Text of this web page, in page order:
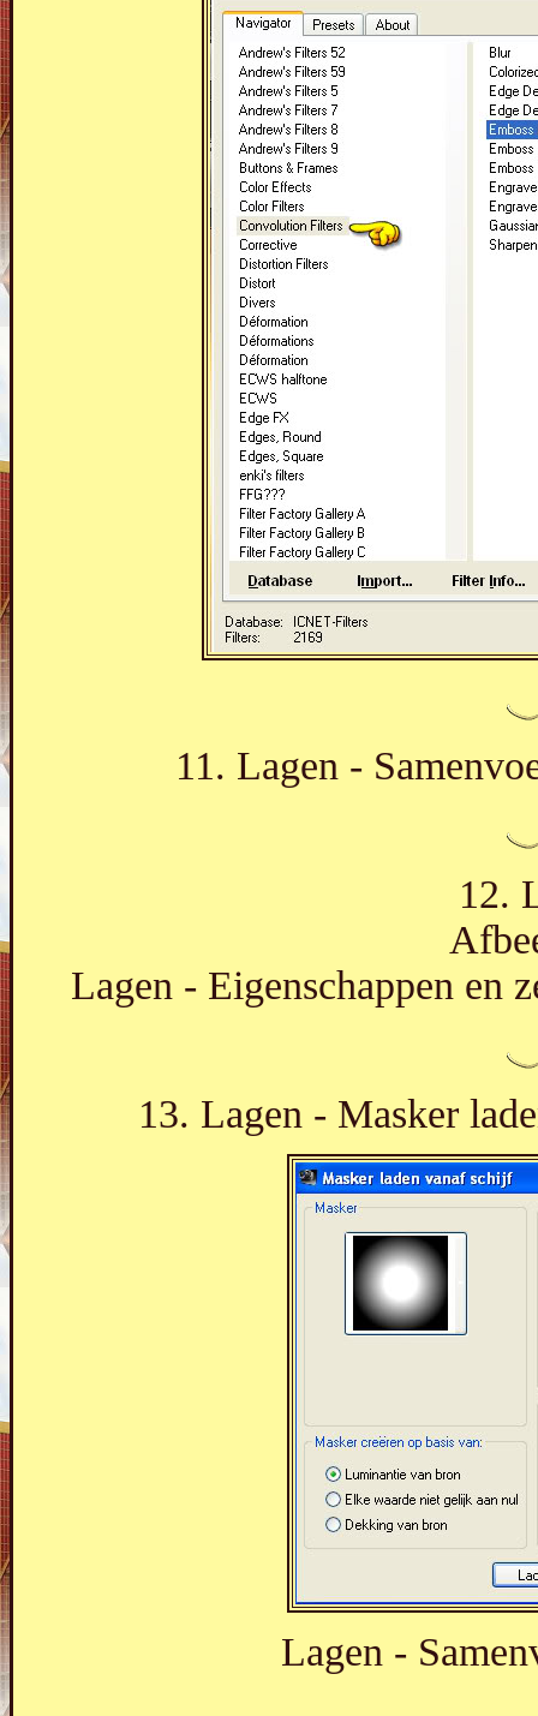
11. Lagen -
12.
Lagen - Eigenschappen en
13. Lagen - Masker
Lagen -